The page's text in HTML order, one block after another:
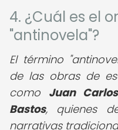
4. ¿Cuál es el
"antinovela"?
El término
de las obras de
como Juan
Bastos, quienes
narrativas